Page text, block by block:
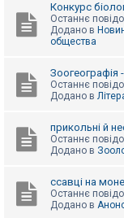
ш
к
м
г
Конкурс
Останнє
Додано в
общества
Зоогеографія
Останнє
Додано в
прикольні й
Останнє
Додано в
ссавці на
Останнє
Додано в